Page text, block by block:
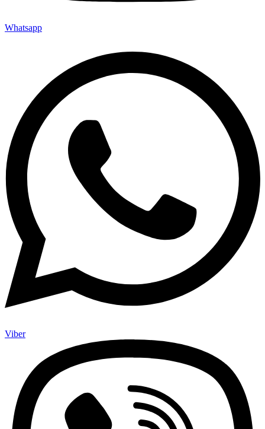
Whatsapp
Viber